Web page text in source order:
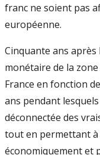
franc ne soient pas
européenne.
Cinquante ans
monétaire de la
France en fonction
ans pendant
déconnectée des
tout en permettant à
économiquement et